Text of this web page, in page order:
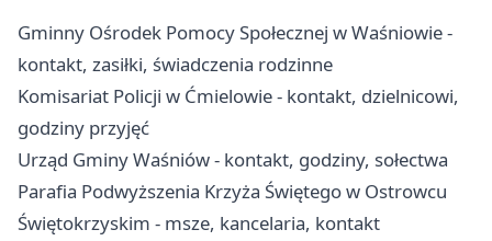
Gminny Ośrodek Pomocy Społecznej w Waśniowie -
kontakt, zasiłki, świadczenia rodzinne
Komisariat Policji w Ćmielowie - kontakt, dzielnicowi,
godziny przyjęć
Urząd Gminy Waśniów - kontakt, godziny, sołectwa
Parafia Podwyższenia Krzyża Świętego w Ostrowcu
Świętokrzyskim - msze, kancelaria, kontakt